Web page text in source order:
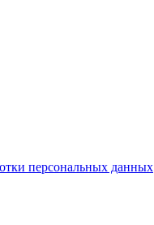
персональных данных